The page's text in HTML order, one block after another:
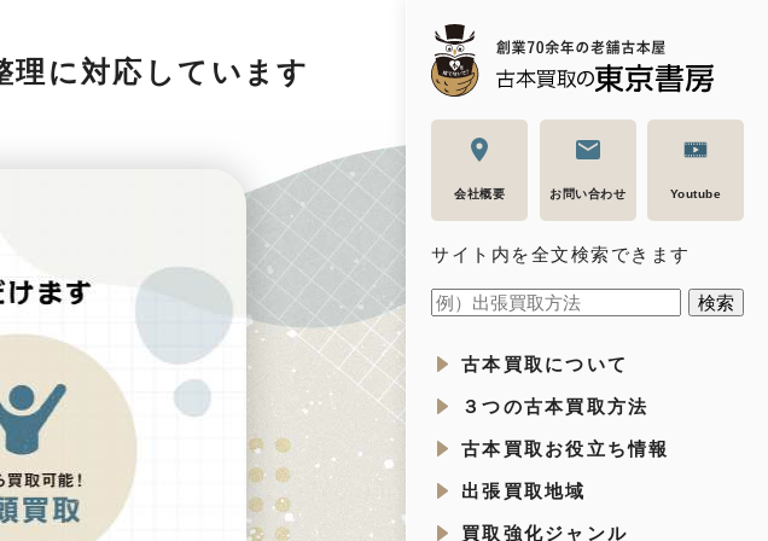
会社概要 お問い合わせ Youtube
サイト内を全文検索できます
古本買取について
３つの古本買取方法
古本買取お役立ち情報
出張買取地域
買取強化ジャンル
理に対応しています